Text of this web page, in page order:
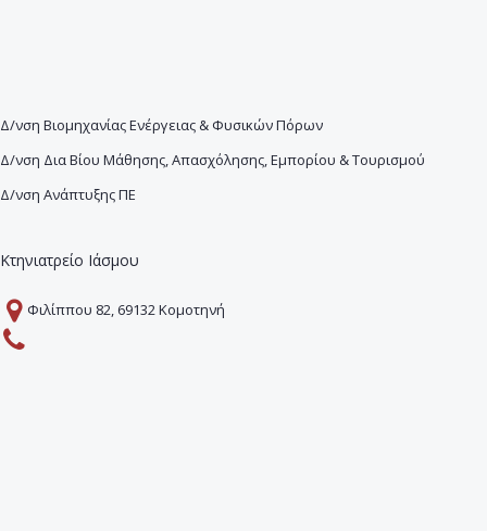
Δ/νση Βιομηχανίας Ενέργειας & Φυσικών Πόρων
Δ/νση Δια Βίου Μάθησης, Απασχόλησης, Εμπορίου & Τουρισμού
Δ/νση Ανάπτυξης ΠΕ
Κτηνιατρείο Ιάσμου
Φιλίππου 82, 69132 Κομοτηνή